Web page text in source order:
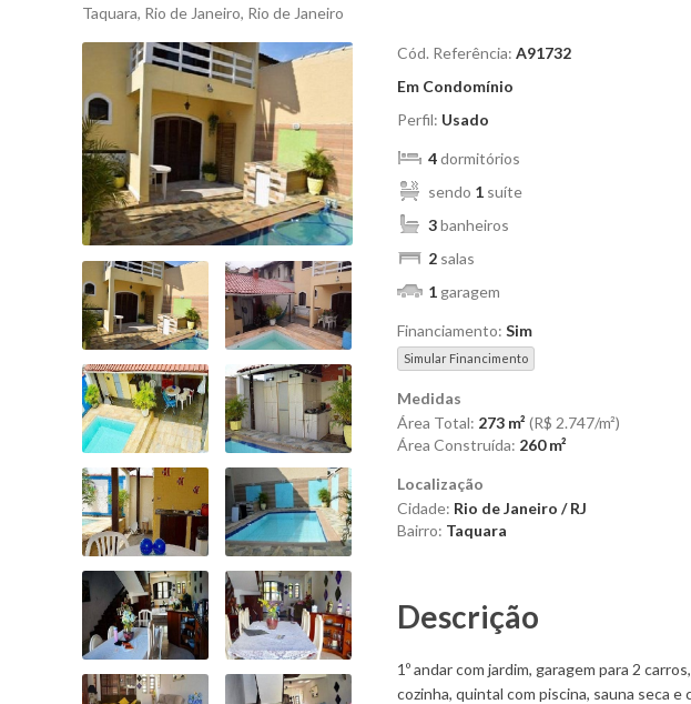
Taquara, Rio de Janeiro, Rio de Janeiro
Cód. Referência: A91732
Em Condomínio
Perfil: Usado
4dormitórios
sendo 1suíte
3banheiros
2salas
1garagem
Financiamento: Sim
Simular Financimento
Medidas
Área Total: 273 m² (R$ 2.747/m²)
Área Construída: 260 m²
Localização
Cidade: Rio de Janeiro / RJ
Bairro: Taquara
Descrição
1º andar com jardim, garagem para 2
cozinha, quintal com piscina, sauna seca e